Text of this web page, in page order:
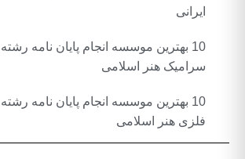
ایرانی
10 بهترین موسسه انجام پایان نامه
سرامیک هنر اسلامی
10 بهترین موسسه انجام پایان نامه
فلزی هنر اسلامی